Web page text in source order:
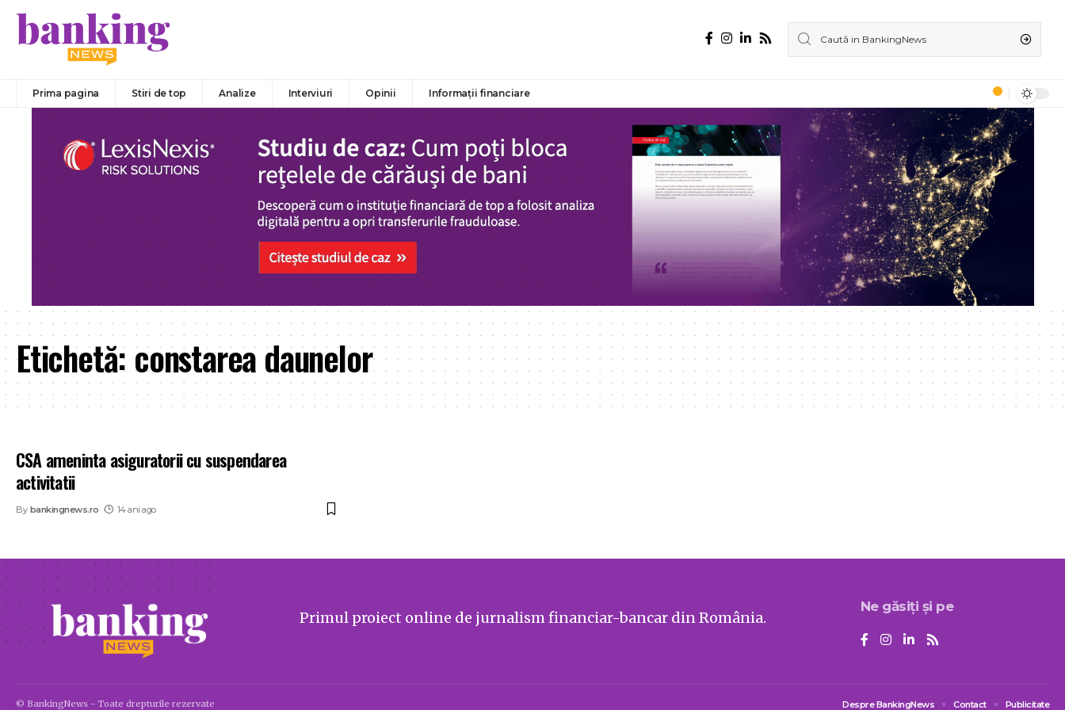
Prima pagina Stiri de top Analize Interviuri Opinii Informații financiare
Etichetă: constarea daunelor
CSA ameninta asiguratorii cu suspendarea
activitatii
By bankingnews.ro 14 ani ago
Primul proiect online de jurnalism financiar-bancar din România.
Ne găsiți și pe
© BankingNews - Toate drepturile rezervate Despre BankingNews Contact Publicitate